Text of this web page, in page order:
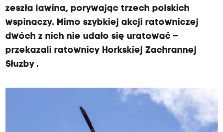
zeszła lawina, porywając trzech polskich
wspinaczy. Mimo szybkiej akcji ratowniczej
dwóch z nich nie udało się uratować –
przekazali ratownicy Horkskiej Zachrannej
Słuzby .